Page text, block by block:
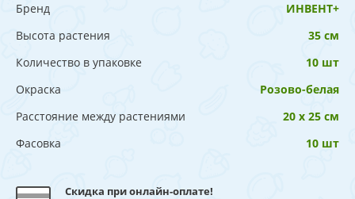
Бренд
ИНВЕНТ+
Высота растения
35 см
Количество в упаковке
10 шт
Окраска
Розово-белая
Расстояние между растениями
20 х 25 см
Фасовка
10 шт
Скидка при онлайн-оплате!